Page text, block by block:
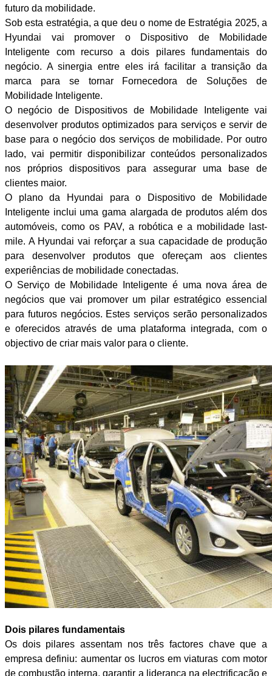
futuro da mobilidade.
Sob esta estratégia, a que deu o nome de Estratégia 2025, a
Hyundai vai promover o Dispositivo de Mobilidade
Inteligente com recurso a dois pilares fundamentais do
negócio. A sinergia entre eles irá facilitar a transição da
marca para se tornar Fornecedora de Soluções de
Mobilidade Inteligente.
O negócio de Dispositivos de Mobilidade Inteligente vai
desenvolver produtos optimizados para serviços e servir de
base para o negócio dos serviços de mobilidade. Por outro
lado, vai permitir disponibilizar conteúdos personalizados
nos próprios dispositivos para assegurar uma base de
clientes maior.
O plano da Hyundai para o Dispositivo de Mobilidade
Inteligente inclui uma gama alargada de produtos além dos
automóveis, como os PAV, a robótica e a mobilidade last-
mile. A Hyundai vai reforçar a sua capacidade de produção
para desenvolver produtos que ofereçam aos clientes
experiências de mobilidade conectadas.
O Serviço de Mobilidade Inteligente é uma nova área de
negócios que vai promover um pilar estratégico essencial
para futuros negócios. Estes serviços serão personalizados
e oferecidos através de uma plataforma integrada, com o
objectivo de criar mais valor para o cliente.
Dois pilares fundamentais
Os dois pilares assentam nos três factores chave que a
empresa definiu: aumentar os lucros em viaturas com motor
de combustão interna, garantir a liderança na electrificação e